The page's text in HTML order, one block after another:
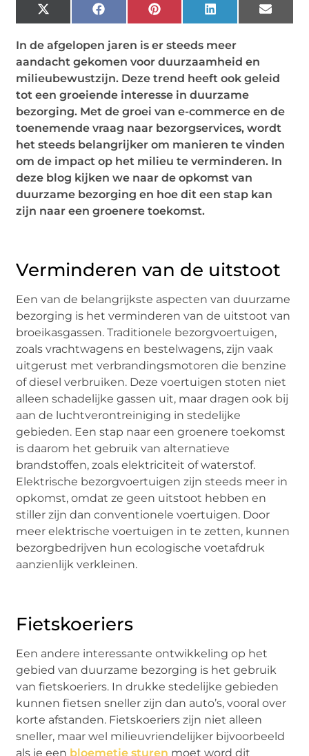
X
(Twitter)
FacebookPinterestLinkedInEmail
In de afgelopen jaren is er steeds meer
aandacht gekomen voor duurzaamheid en
milieubewustzijn. Deze trend heeft ook geleid
tot een groeiende interesse in duurzame
bezorging. Met de groei van e-commerce en de
toenemende vraag naar bezorgservices, wordt
het steeds belangrijker om manieren te vinden
om de impact op het milieu te verminderen. In
deze blog kijken we naar de opkomst van
duurzame bezorging en hoe dit een stap kan
zijn naar een groenere toekomst.
Verminderen van de uitstoot
Een van de belangrijkste aspecten van duurzame
bezorging is het verminderen van de uitstoot van
broeikasgassen. Traditionele bezorgvoertuigen,
zoals vrachtwagens en bestelwagens, zijn vaak
uitgerust met verbrandingsmotoren die benzine
of diesel verbruiken. Deze voertuigen stoten niet
alleen schadelijke gassen uit, maar dragen ook bij
aan de luchtverontreiniging in stedelijke
gebieden. Een stap naar een groenere toekomst
is daarom het gebruik van alternatieve
brandstoffen, zoals elektriciteit of waterstof.
Elektrische bezorgvoertuigen zijn steeds meer in
opkomst, omdat ze geen uitstoot hebben en
stiller zijn dan conventionele voertuigen. Door
meer elektrische voertuigen in te zetten, kunnen
bezorgbedrijven hun ecologische voetafdruk
aanzienlijk verkleinen.
Fietskoeriers
Een andere interessante ontwikkeling op het
gebied van duurzame bezorging is het gebruik
van fietskoeriers. In drukke stedelijke gebieden
kunnen fietsen sneller zijn dan auto’s, vooral over
korte afstanden. Fietskoeriers zijn niet alleen
sneller, maar wel milieuvriendelijker bijvoorbeeld
als je een bloemetje sturen moet word dit